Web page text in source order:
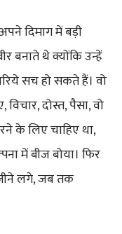
दिमाग में बड़ी
बनाते थे क्योंकि उन्हें
सच हो सकते हैं। वो
दोस्त, पैसा, वो
के लिए चाहिए था,
में बीज बोया। फिर
लगे, जब तक